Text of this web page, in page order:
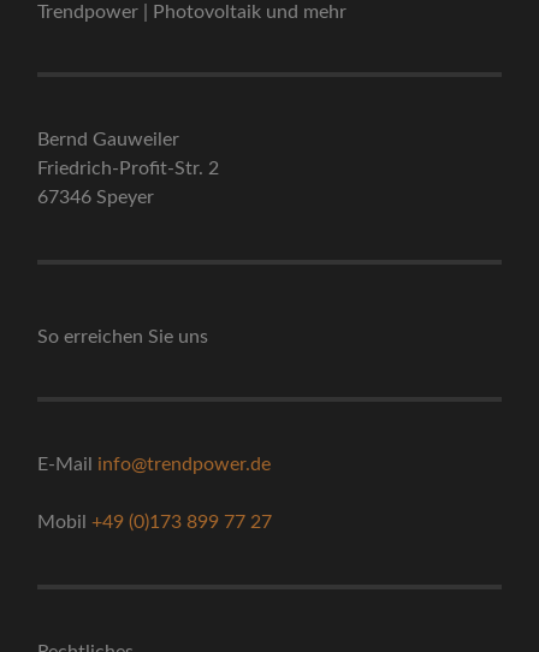
Trendpower | Photovoltaik und mehr
Bernd Gauweiler
Friedrich-Profit-Str. 2
67346 Speyer
So erreichen Sie uns
E-Mail info@trendpower.de
Mobil +49 (0)173 899 77 27